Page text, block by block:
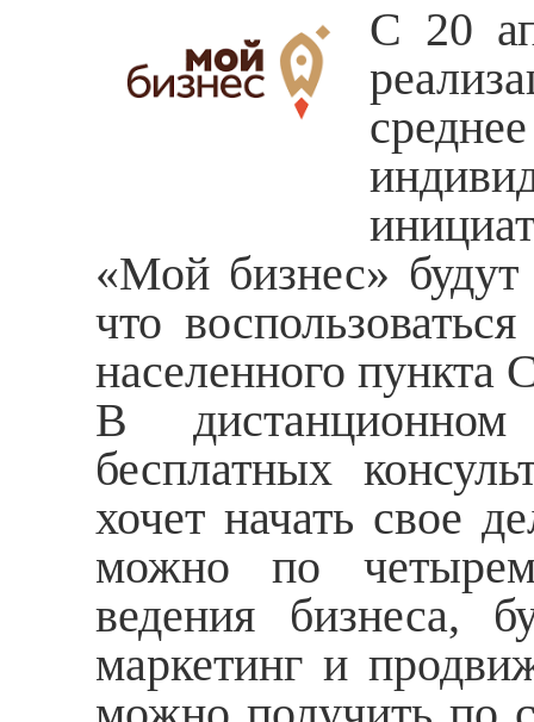
С 20
«Мой бизнес»
что
населенного пункта
В дистанционном
бесплатных
хочет начать свое
можно по четырем
ведения бизнеса,
маркетинг и